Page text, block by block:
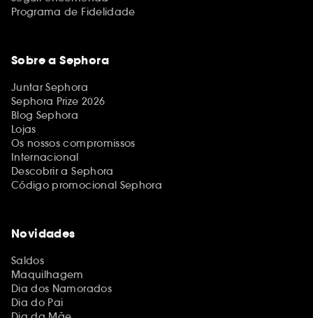
Programa de Fidelidade
Sobre a Sephora
Juntar Sephora
Sephora Prize 2026
Blog Sephora
Lojas
Os nossos compromissos
Internacional
Descobrir a Sephora
Código promocional Sephora
Novidades
Saldos
Maquilhagem
Dia dos Namorados
Dia do Pai